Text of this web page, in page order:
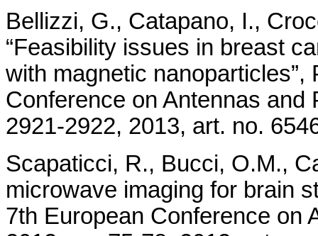
Bellizzi, G., Catapano, I.,
“Feasibility issues in breast
with magnetic
Conference on Antennas and
2921-2922, 2013, art. no.
Scapaticci, R., Bucci, O.M.,
microwave imaging for brain
7th European Conference on